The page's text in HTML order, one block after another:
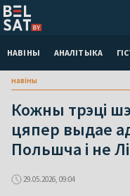
НАВІНЫ АНАЛІТЫКА
навіны
Кожны трэці
цяпер выдае
Польшча і не
29.05.2026, 09:04